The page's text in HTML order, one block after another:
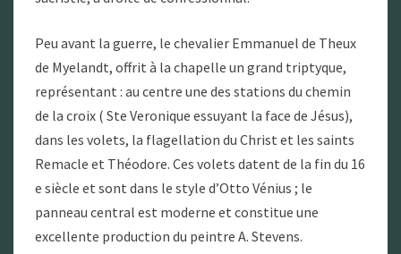
Peu avant la guerre, le chevalier Emmanuel de Theux
de Myelandt, offrit à la chapelle un grand triptyque,
représentant : au centre une des stations du chemin
de la croix ( Ste Veronique essuyant la face de Jésus),
dans les volets, la flagellation du Christ et les saints
Remacle et Théodore. Ces volets datent de la fin du 16
e siècle et sont dans le style d’Otto Vénius ; le
panneau central est moderne et constitue une
excellente production du peintre A. Stevens.